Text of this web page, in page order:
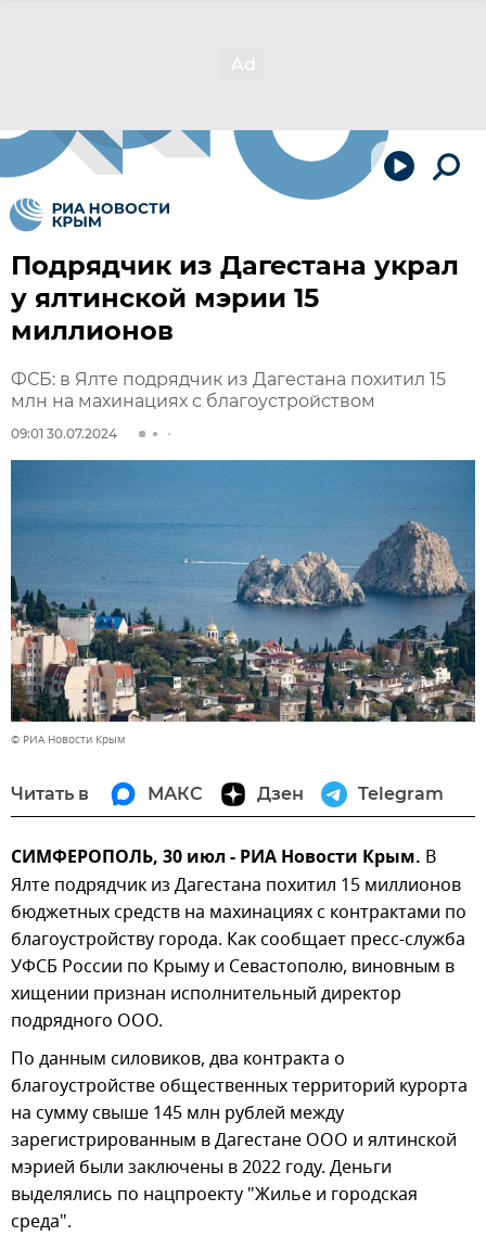
Подрядчик из Дагестана украл
у ялтинской мэрии 15
миллионов
ФСБ: в Ялте подрядчик из Дагестана похитил 15
млн на махинациях с благоустройством
09:01 30.07.2024
© РИА Новости Крым
Читать в МАКС Дзен Telegram
СИМФЕРОПОЛЬ, 30 июл - РИА Новости Крым. В
Ялте подрядчик из Дагестана похитил 15 миллионов
бюджетных средств на махинациях с контрактами по
благоустройству города. Как сообщает пресс-служба
УФСБ России по Крыму и Севастополю, виновным в
хищении признан исполнительный директор
подрядного ООО.
По данным силовиков, два контракта о
благоустройстве общественных территорий курорта
на сумму свыше 145 млн рублей между
зарегистрированным в Дагестане ООО и ялтинской
мэрией были заключены в 2022 году. Деньги
выделялись по нацпроекту "Жилье и городская
среда".